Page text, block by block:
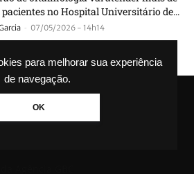
para melhorar sua experiência
de navegação.
OK
no Hospital Universitário de...
- 07/05/2026 - 14h14
Todos os direitos reservados.
A AGÊNCIA GBC